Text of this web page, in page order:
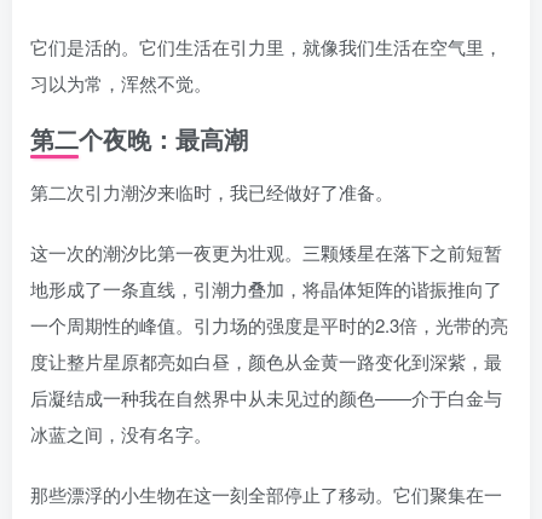
它们是活的。它们生活在引力里，就像我们生活在空气里，
习以为常，浑然不觉。
第二个夜晚：最高潮
第二次引力潮汐来临时，我已经做好了准备。
这一次的潮汐比第一夜更为壮观。三颗矮星在落下之前短暂
地形成了一条直线，引潮力叠加，将晶体矩阵的谐振推向了
一个周期性的峰值。引力场的强度是平时的2.3倍，光带的亮
度让整片星原都亮如白昼，颜色从金黄一路变化到深紫，最
后凝结成一种我在自然界中从未见过的颜色——介于白金与
冰蓝之间，没有名字。
那些漂浮的小生物在这一刻全部停止了移动。它们聚集在一